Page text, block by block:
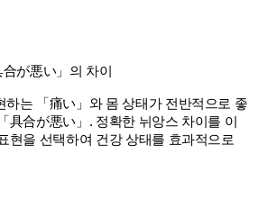
が悪い」의 차이
하는 「痛い」와 몸 상태가 전반적으로 좋
具合が悪い」. 정확한 뉘앙스 차이를 이
현을 선택하여 건강 상태를 효과적으로